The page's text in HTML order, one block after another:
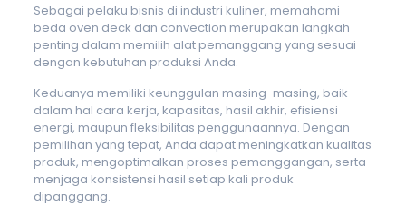
Sebagai pelaku bisnis di industri kuliner, memahami
beda oven deck dan convection merupakan langkah
penting dalam memilih alat pemanggang yang sesuai
dengan kebutuhan produksi Anda.
Keduanya memiliki keunggulan masing-masing, baik
dalam hal cara kerja, kapasitas, hasil akhir, efisiensi
energi, maupun fleksibilitas penggunaannya. Dengan
pemilihan yang tepat, Anda dapat meningkatkan kualitas
produk, mengoptimalkan proses pemanggangan, serta
menjaga konsistensi hasil setiap kali produk
dipanggang.